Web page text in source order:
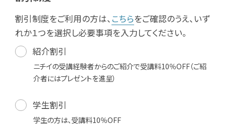
割引制度をご利用の方は、 こちらをご確認のうえ、いず
れか１つを選択し必要事項を入力してください。
紹介割引
ニチイの受講経験者からのご紹介で受講料10％OFF（ご紹
介者にはプレゼントを進呈）
学生割引
学生の方は、受講料10％OFF